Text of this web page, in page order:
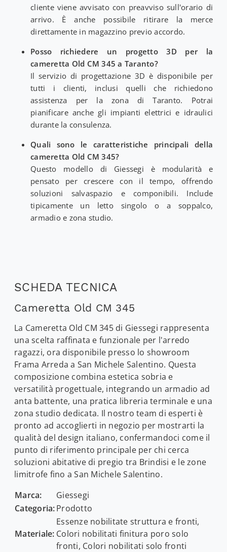
cliente viene avvisato con preavviso sull'orario di
arrivo. È anche possibile ritirare la merce
direttamente in magazzino previo accordo.
Posso richiedere un progetto 3D per la
cameretta Old CM 345 a Taranto?
Il servizio di progettazione 3D è disponibile per
tutti i clienti, inclusi quelli che richiedono
assistenza per la zona di Taranto. Potrai
pianificare anche gli impianti elettrici e idraulici
durante la consulenza.
Quali sono le caratteristiche principali della
cameretta Old CM 345?
Questo modello di Giessegi è modularità e
pensato per crescere con il tempo, offrendo
soluzioni salvaspazio e componibili. Include
tipicamente un letto singolo o a soppalco,
armadio e zona studio.
SCHEDA TECNICA
Cameretta Old CM 345
La Cameretta Old CM 345 di Giessegi rappresenta
una scelta raffinata e funzionale per l'arredo
ragazzi, ora disponibile presso lo showroom
Frama Arreda a San Michele Salentino. Questa
composizione combina estetica sobria e
versatilità progettuale, integrando un armadio ad
anta battente, una pratica libreria terminale e una
zona studio dedicata. Il nostro team di esperti è
pronto ad accoglierti in negozio per mostrarti la
qualità del design italiano, confermandoci come il
punto di riferimento principale per chi cerca
soluzioni abitative di pregio tra Brindisi e le zone
limitrofe fino a San Michele Salentino.
Marca:
Giessegi
Categoria:Prodotto
Materiale:
Essenze nobilitate struttura e fronti,
Colori nobilitati finitura poro solo
fronti, Colori nobilitati solo fronti